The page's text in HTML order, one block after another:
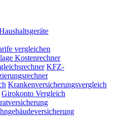
vergleichen
Kostenrechner
KFZ-
Krankenversicherungsvergleich
Girokonto Vergleich